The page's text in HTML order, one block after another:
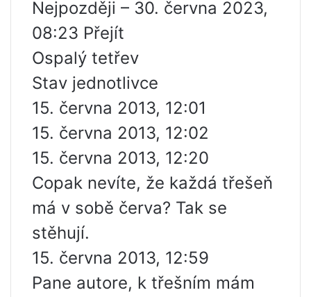
Nejpozději – 30. června 2023,
08:23 Přejít
Ospalý tetřev
Stav jednotlivce
15. června 2013, 12:01
15. června 2013, 12:02
15. června 2013, 12:20
Copak nevíte, že každá třešeň
má v sobě červa? Tak se
stěhují.
15. června 2013, 12:59
Pane autore, k třešním mám